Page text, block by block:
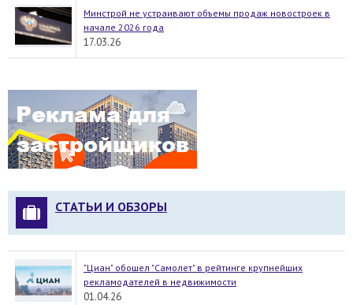
Минстрой не устраивают объемы продаж новостроек в
начале 2026 года
17.03.26
СТАТЬИ И ОБЗОРЫ
"Циан" обошел "Самолет" в рейтинге крупнейших
рекламодателей в недвижимости
01.04.26